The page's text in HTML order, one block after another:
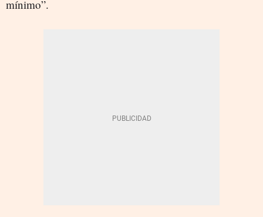
mínimo”.